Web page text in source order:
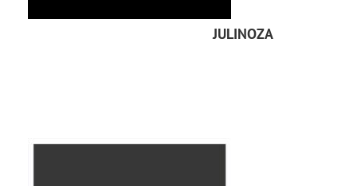
JULINOZA